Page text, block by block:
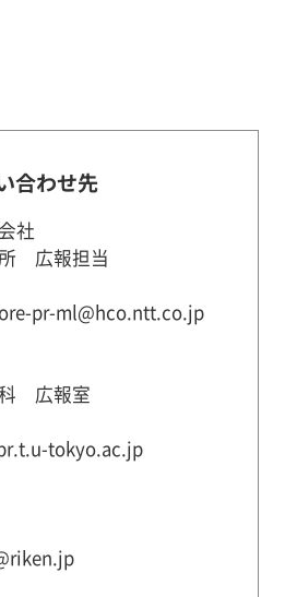
合わせ先
社
広報担当
pr-ml@hco.ntt.co.jp
広報室
tokyo.ac.jp